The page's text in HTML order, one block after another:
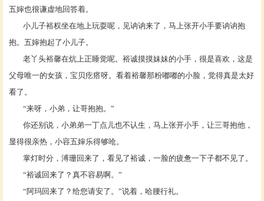
五婶也很谦虚地回答着。
小儿子裕权坐在地上玩耍呢，见讷讷来了，马上张开小手要讷讷抱
抱。五婶抱起了小儿子。
老丫头裕馨在炕上正睡觉呢。裕诚摸摸妹妹的小手，很是喜欢，这是
父母唯一的女孩，宝贝疙瘩呀。看着裕馨那粉嘟嘟的小脸，觉得真是太好
看了。
“来呀，小弟，让哥抱抱。”
你还别说，小弟弟一丁点儿也不认生，马上张开小手，让三哥抱他，
显得很亲热，小容五婶乐得够呛。
掌灯时分，溥珊回来了，看见了裕诚，一脸的疲惫一下子都不见了。
“裕诚回来了？真不容易啊。”
“阿玛回来了？给您请安了。”说着，哈腰行礼。